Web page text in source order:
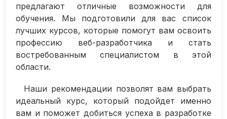
предлагают отличные возможности для
обучения. Мы подготовили для вас список
лучших курсов, которые помогут вам освоить
профессию веб-разработчика и стать
востребованным специалистом в этой
области.
Наши рекомендации позволят вам выбрать
идеальный курс, который подойдет именно
вам и поможет добиться успеха в разработке